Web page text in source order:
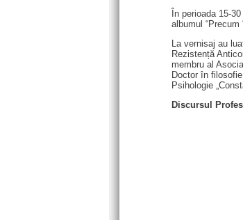
În perioada 15-
albumul
La vernisaj au
Rezistență
membru al
Doctor în
Psihologie
Discursul